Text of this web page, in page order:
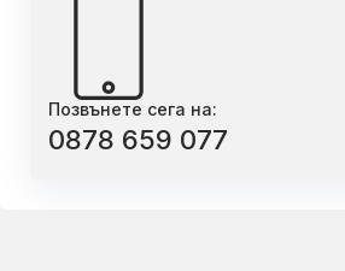
Позвънете сега на:
0878 659 077